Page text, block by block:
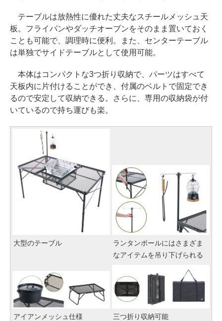
テーブルは放熱性に優れた丈夫なスチールメッシュ天
板。フライパンやダッチオーブンをそのまま置いておく
ことも可能で、調理時に便利。また、センターテーブル
は単独でサイドテーブルとして使用可能。
本体はコンパクトな3つ折り収納で、パーツはすべて
天板内に片付けることができ、付属のベルトで固定でき
るので安定して収納できる。さらに、専用の収納袋が付
いているので持ち運びも楽。
大型のテーブル
ランタンポールにはさまざま
なアイテムを吊り下げられる
アイアンメッシュ仕様 三つ折り収納可能